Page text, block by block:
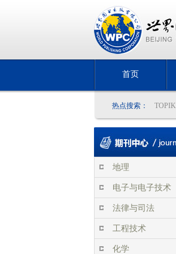
首页
热点搜索： TOPIK
地理
电子与电子技术
法律与司法
工程技术
化学